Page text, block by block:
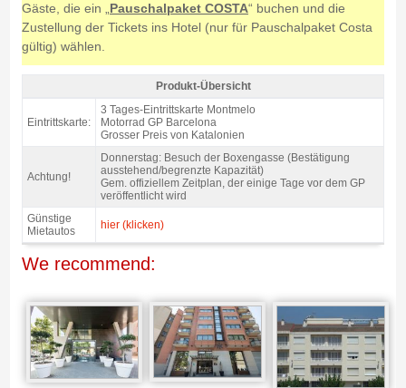
Gäste, die ein „Pauschalpaket COSTA“ buchen und die
Zustellung der Tickets ins Hotel (nur für Pauschalpaket Costa
gültig) wählen.
Haupttribüne D Motorrad GP Barcelona 2027 - Produkt-Übersicht
Produkt-Übersicht
Eintrittskarte:
3 Tages-Eintrittskarte Montmelo
Motorrad GP Barcelona
Grosser Preis von Katalonien
Achtung!
Donnerstag: Besuch der Boxengasse (Bestätigung
ausstehend/begrenzte Kapazität)
Gem. offiziellem Zeitplan, der einige Tage vor dem GP
veröffentlicht wird
Günstige
Mietautos
hier (klicken)
We recommend: